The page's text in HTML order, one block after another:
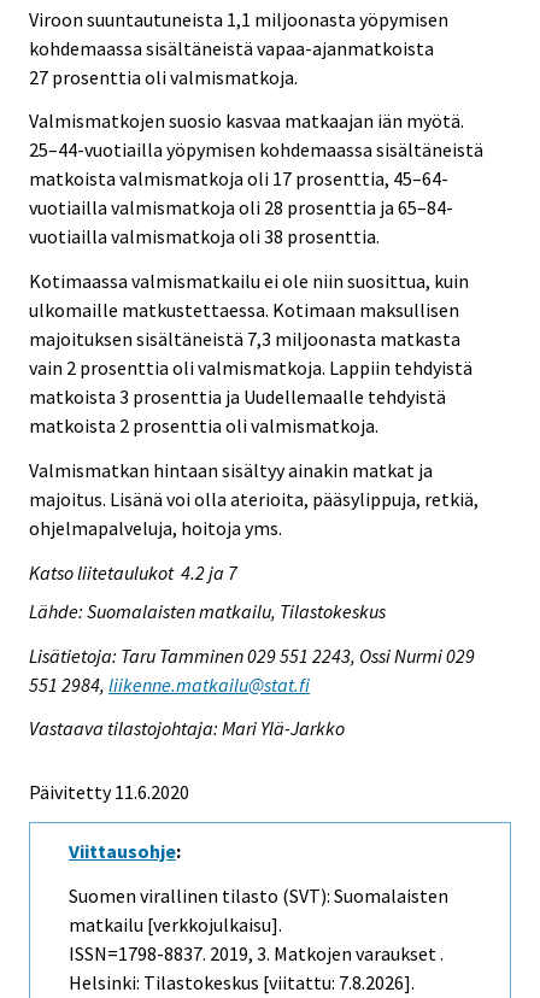
Viroon suuntautuneista 1,1 miljoonasta yöpymisen
kohdemaassa sisältäneistä vapaa-ajanmatkoista
27 prosenttia oli valmismatkoja.
Valmismatkojen suosio kasvaa matkaajan iän myötä.
25–44-vuotiailla yöpymisen kohdemaassa sisältäneistä
matkoista valmismatkoja oli 17 prosenttia, 45–64-
vuotiailla valmismatkoja oli 28 prosenttia ja 65–84-
vuotiailla valmismatkoja oli 38 prosenttia.
Kotimaassa valmismatkailu ei ole niin suosittua, kuin
ulkomaille matkustettaessa. Kotimaan maksullisen
majoituksen sisältäneistä 7,3 miljoonasta matkasta
vain 2 prosenttia oli valmismatkoja. Lappiin tehdyistä
matkoista 3 prosenttia ja Uudellemaalle tehdyistä
matkoista 2 prosenttia oli valmismatkoja.
Valmismatkan hintaan sisältyy ainakin matkat ja
majoitus. Lisänä voi olla aterioita, pääsylippuja, retkiä,
ohjelmapalveluja, hoitoja yms.
Katso liitetaulukot 4.2 ja 7
Lähde: Suomalaisten matkailu, Tilastokeskus
Lisätietoja: Taru Tamminen 029 551 2243, Ossi Nurmi 029
551 2984, liikenne.matkailu@stat.fi
Vastaava tilastojohtaja: Mari Ylä-Jarkko
Päivitetty 11.6.2020
Viittausohje:
Suomen virallinen tilasto (SVT): Suomalaisten
matkailu [verkkojulkaisu].
ISSN=1798-8837. 2019, 3. Matkojen varaukset .
Helsinki: Tilastokeskus [viitattu: 7.8.2026].